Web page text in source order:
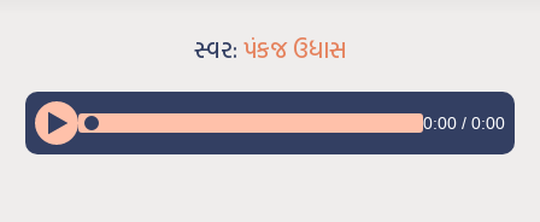
સ્વર: પંકજ ઉધાસ
0:00/ 0:00